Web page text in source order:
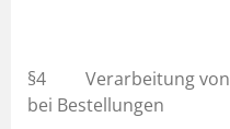
§4 Verarbeitung von
bei Bestellungen